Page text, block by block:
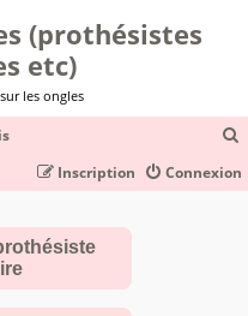
(prothésistes
etc)
les ongles
c
Connexion
Inscription